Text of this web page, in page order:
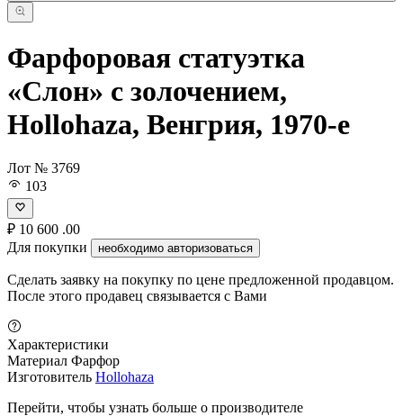
Фарфоровая статуэтка
«Слон» с золочением,
Hollohaza, Венгрия, 1970-е
Лот № 3769
103
₽ 10 600 .00
Для покупки
необходимо авторизоваться
Сделать заявку на покупку по цене предложенной продавцом.
После этого продавец связывается с Вами
Характеристики
Материал Фарфор
Изготовитель Hollohaza
Перейти, чтобы узнать больше о производителе